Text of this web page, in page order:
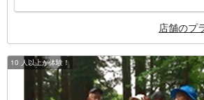
店舗のプ
10 人以上が体験！